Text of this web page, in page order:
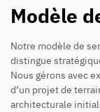
Modèle
Notre modèle de
distingue
Nous gérons avec
d’un projet de
architecturale